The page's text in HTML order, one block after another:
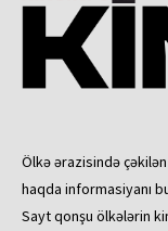
Ölkə ərazisində
haqda informasiyanı
Sayt qonşu ölkələrin